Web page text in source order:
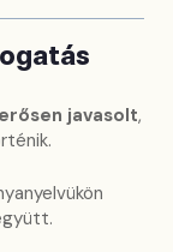
erősen javasolt,